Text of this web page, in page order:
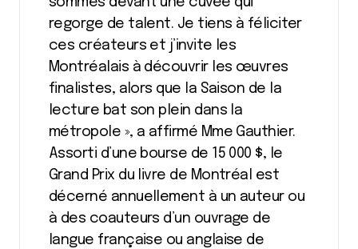
regorge de talent. Je tiens à féliciter
ces créateurs et j’invite les
Montréalais à découvrir les œuvres
finalistes, alors que la Saison de la
lecture bat son plein dans la
métropole », a affirmé Mme Gauthier.
Assorti d’une bourse de 15 000 $, le
Grand Prix du livre de Montréal est
décerné annuellement à un auteur ou
à des coauteurs d’un ouvrage de
langue française ou anglaise de